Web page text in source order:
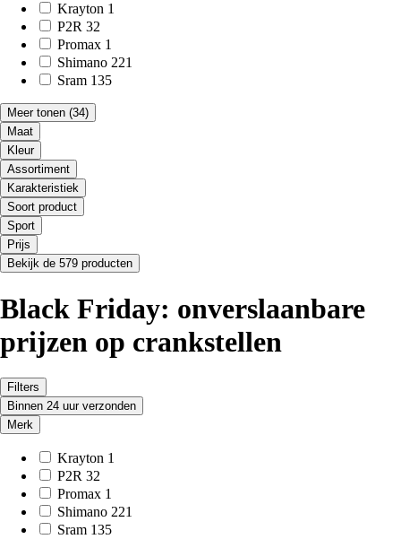
Krayton 1
P2R 32
Promax 1
Shimano 221
Sram 135
Meer tonen (34)
Maat
Kleur
Assortiment
Karakteristiek
Soort product
Sport
Prijs
Bekijk de 579 producten
Black Friday: onverslaanbare
prijzen op crankstellen
Filters
Binnen 24 uur verzonden
Merk
Krayton 1
P2R 32
Promax 1
Shimano 221
Sram 135